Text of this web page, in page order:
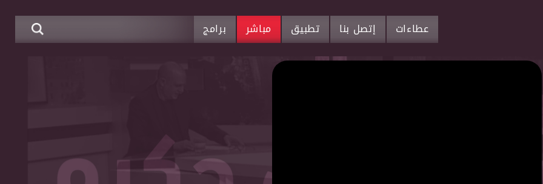
عطاءات إتصل بنا تطبيق مباشر برامج